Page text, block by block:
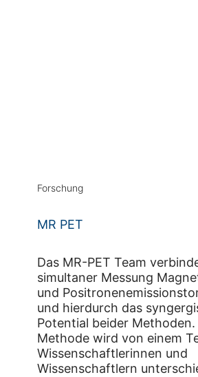
Forschung
MR PET
Das MR-PET Team
simultaner Messung
und
und hierdurch das
Potential beider Methoden.
Methode wird von einem
Wissenschaftlerinnen und
Wissenschaftlern